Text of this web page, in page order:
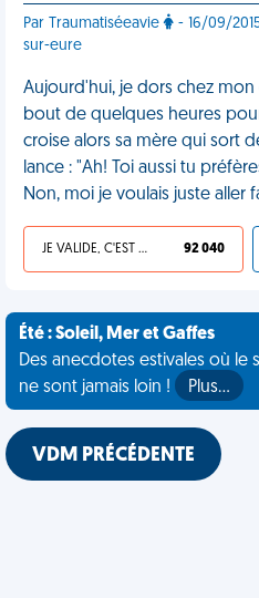
Par Traumatiséeavie
- 16/09/
sur-eure
Aujourd'hui, je dors chez mon
bout de quelques heures
croise alors sa mère qui sort
lance : "Ah! Toi aussi tu
Non, moi je voulais juste aller
JE VALIDE, C'EST UNE VDM 92 040
Été : Soleil, Mer et Gaffes
Des anecdotes estivales où le
ne sont jamais loin !
Plus…
VDM PRÉCÉDENTE